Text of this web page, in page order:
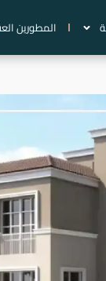
المطورين